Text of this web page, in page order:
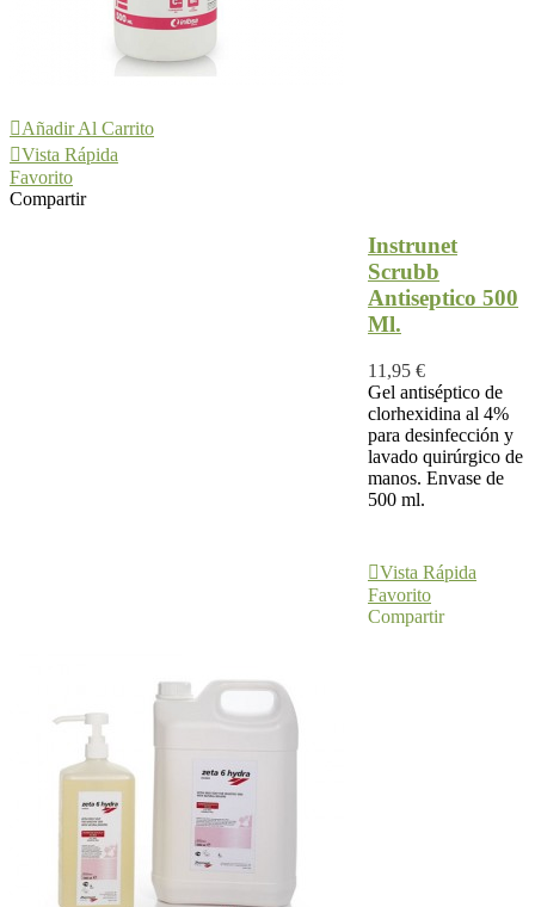
Añadir Al Carrito
Vista Rápida
Favorito
Compartir
Instrunet
Scrubb
Antiseptico 500
Ml.
11,95 €
Gel antiséptico de
clorhexidina al 4%
para desinfección y
lavado quirúrgico de
manos. Envase de
500 ml.
Vista Rápida
Favorito
Compartir